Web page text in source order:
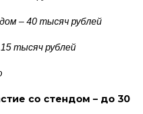
– 40 тысяч рублей
тысяч рублей
со стендом – до 30
— обязательна